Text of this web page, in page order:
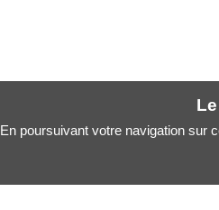
En poursuivant votre navigation sur